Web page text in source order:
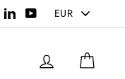
Snapchat
LinkedInYouTube
CURRENCY
Se